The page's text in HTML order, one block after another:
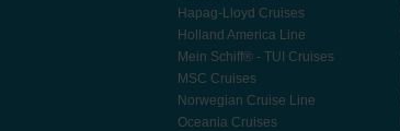
Hapag-Lloyd Cruises
Holland America Line
Mein Schiff® - TUI Cruises
MSC Cruises
Norwegian Cruise Line
Oceania Cruises